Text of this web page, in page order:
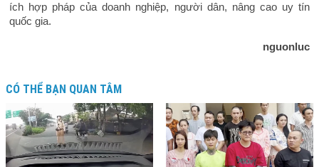
ích hợp pháp của doanh nghiệp, người dân, nâng cao uy tín
quốc gia.
nguonluc
CÓ THỂ BẠN QUAN TÂM